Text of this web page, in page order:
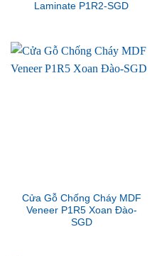
Laminate P1R2-SGD
Cửa Gỗ Chống Cháy MDF
Veneer P1R5 Xoan Đào-
SGD